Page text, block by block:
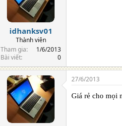
idhanksv01
Thành viên
Tham gia
1/6/2013
Bài viết
0
27/6/2013
Giá rẻ cho mọi